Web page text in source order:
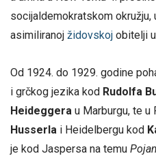
socijaldemokratskom okružju,
asimiliranoj židovskoj obitelji u
Od 1924. do 1929. godine
i grčkog jezika kod Rudolfa
Heideggera u Marburgu, te u
Husserla i Heidelbergu kod
je kod Jaspersa na temu